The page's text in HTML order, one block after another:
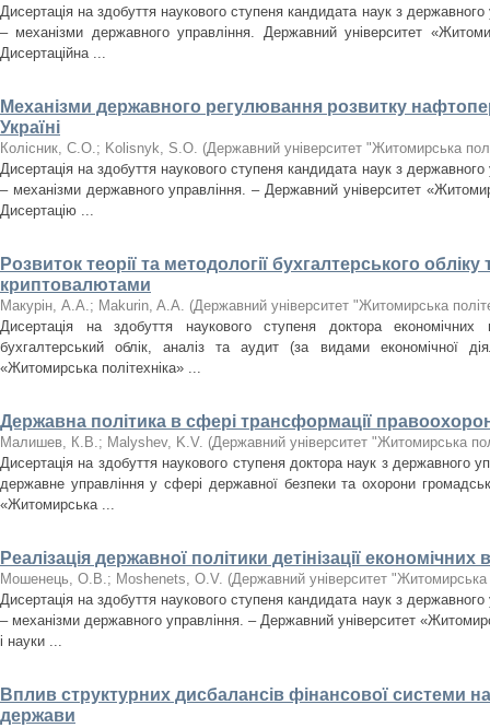
Дисертація на здобуття наукового ступеня кандидата наук з
– механізми державного управління. Державний університет
Дисертаційна ...
Механізми державного регулювання розвитку
Україні
Колісник, С.О.; Kolisnyk, S.O. (Державний університет "Житомирська
Дисертація на здобуття наукового ступеня кандидата наук з
– механізми державного управління. – Державний університет
Дисертацію ...
Розвиток теорії та методології бухгалтерського
криптовалютами
Макурін, А.А.; Makurin, A.A. (Державний університет "Житомирська
Дисертація на здобуття наукового ступеня доктора
бухгалтерський облік, аналіз та аудит (за видами економічної
«Житомирська політехніка» ...
Державна політика в сфері трансформації
Малишев, К.В.; Malyshev, K.V. (Державний університет "Житомирська
Дисертація на здобуття наукового ступеня доктора наук з державного
державне управління у сфері державної безпеки та охорони
«Житомирська ...
Реалізація державної політики детінізації економічних
Мошенець, О.В.; Moshenets, O.V. (Державний університет "Житомирська
Дисертація на здобуття наукового ступеня кандидата наук з
– механізми державного управління. – Державний університет
і науки ...
Вплив структурних дисбалансів фінансової системи
держави